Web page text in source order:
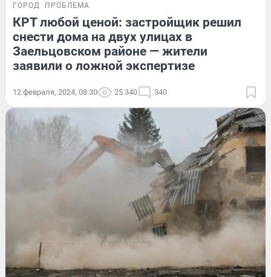
ГОРОД ПРОБЛЕМА
КРТ любой ценой: застройщик решил
снести дома на двух улицах в
Заельцовском районе — жители
заявили о ложной экспертизе
12 февраля, 2024, 08:30 25 340 340